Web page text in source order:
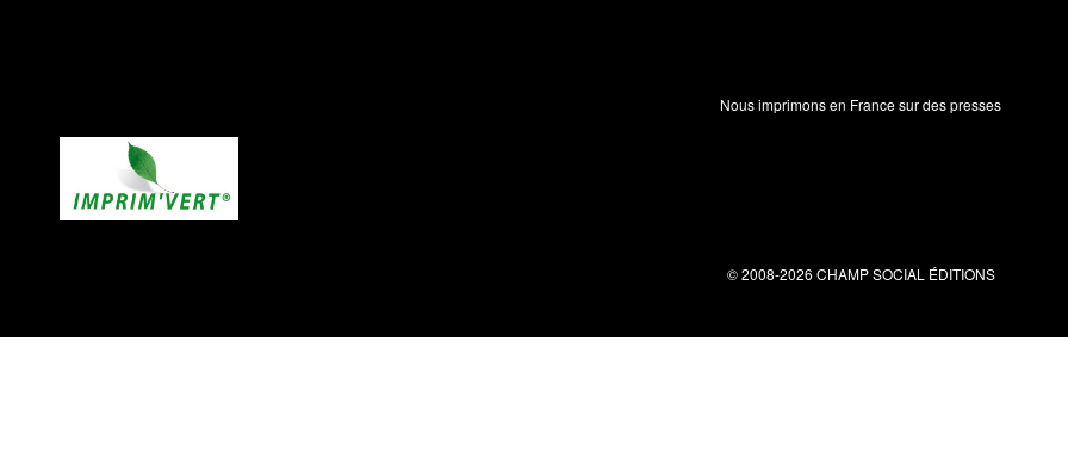
Nous imprimons en France sur des presses
© 2008-2026 CHAMP SOCIAL ÉDITIONS